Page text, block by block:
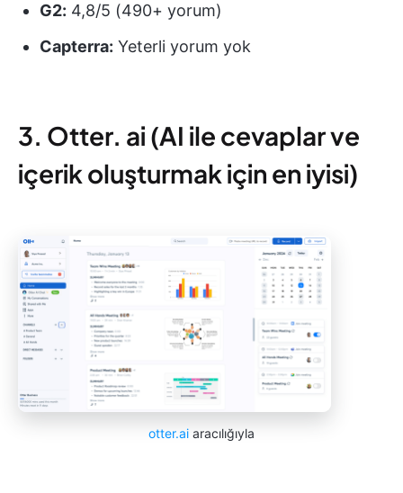
G2: 4,8/5 (490+ yorum)
Capterra: Yeterli yorum yok
3. Otter. ai (AI ile cevaplar ve
içerik oluşturmak için en iyisi)
otter.ai aracılığıyla